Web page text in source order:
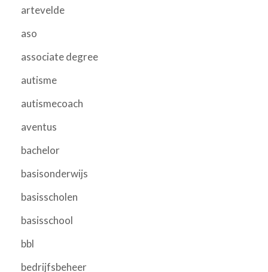
artevelde
aso
associate degree
autisme
autismecoach
aventus
bachelor
basisonderwijs
basisscholen
basisschool
bbl
bedrijfsbeheer